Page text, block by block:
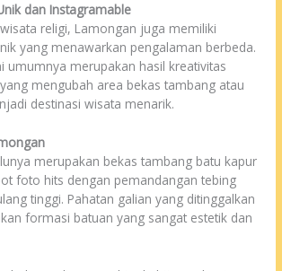
dan Instagramable
religi, Lamongan juga memiliki
yang menawarkan pengalaman berbeda.
umumnya merupakan hasil kreativitas
mengubah area bekas tambang atau
destinasi wisata menarik.
merupakan bekas tambang batu kapur
foto hits dengan pemandangan tebing
tinggi. Pahatan galian yang ditinggalkan
formasi batuan yang sangat estetik dan